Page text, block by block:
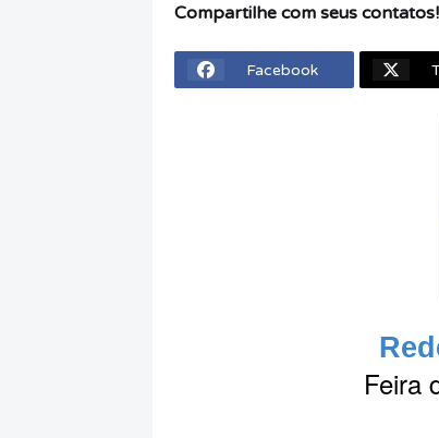
Compartilhe com seus contatos!
Facebook
Feira